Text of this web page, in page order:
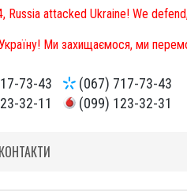
Russia attacked Ukraine! We
Ми захищаємося, ми
73-43
(067) 717-73-43
32-11
(099) 123-32-31
КОНТАКТИ